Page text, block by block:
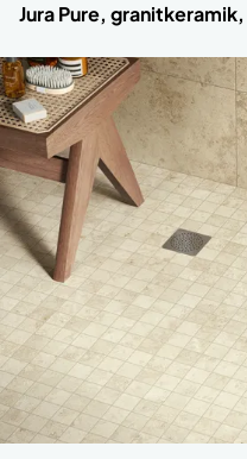
Jura Pure,